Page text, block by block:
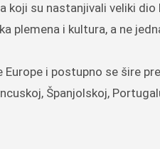
plemena i kultura, a ne
i postupno se šire
Španjolskoj,